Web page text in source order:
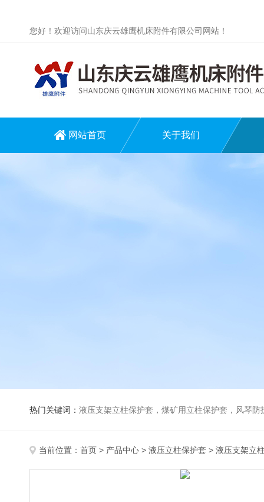
您好！欢迎访问山东庆云雄鹰机床附件有限公司网站！
网站首页 关于我们
热门关键词： 液压支架立柱保护套，煤矿用立柱保护套，风琴
当前位置： 首页 > 产品中心 > 液压立柱保护套 > 液压支架立